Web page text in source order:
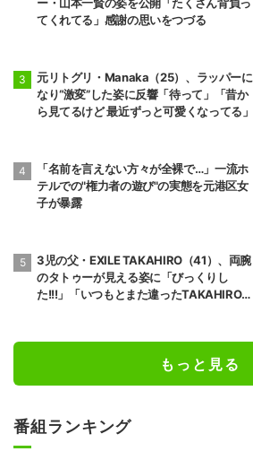
てくれてる」感謝の思いをつづる
元リトグリ・Manaka（25）、ラッパーに
なり“激変”した姿に反響「待って」「昔か
ら見てるけど 最近ずっと可愛くなってる」
「名前を言えない方々が全裸で…」一流ホ
テルでの"権力者の遊び"の実態を元港区女
子が暴露
3児の父・EXILE TAKAHIRO（41）、両腕
のタトゥーが見える姿に「びっくりし
た!!!」「いつもとまた違ったTAKAHIROさ
もっと見る
番組ランキング